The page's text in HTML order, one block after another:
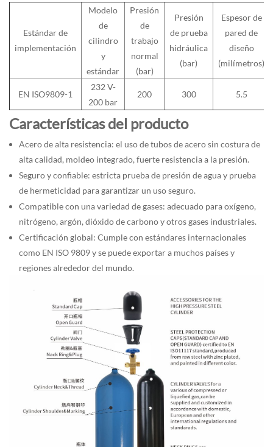
Estándar de
implementación
Modelo
de
cilindro
y
estándar
Presión
de
trabajo
normal
(bar)
Presión
de prueba
hidráulica
(bar)
Espesor de
pared de
diseño
(milímetros)
EN ISO9809-1
232 V-
200 bar
200 300 5.5
Características del producto
Acero de alta resistencia: el uso de tubos de acero sin costura de
alta calidad, moldeo integrado, fuerte resistencia a la presión.
Seguro y confiable: estricta prueba de presión de agua y prueba
de hermeticidad para garantizar un uso seguro.
Compatible con una variedad de gases: adecuado para oxígeno,
nitrógeno, argón, dióxido de carbono y otros gases industriales.
Certificación global: Cumple con estándares internacionales
como EN ISO 9809 y se puede exportar a muchos países y
regiones alrededor del mundo.